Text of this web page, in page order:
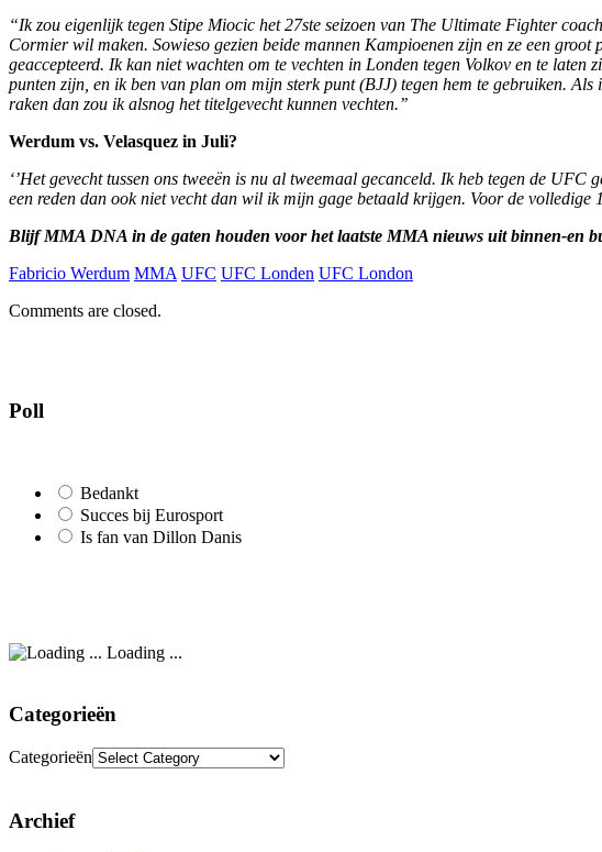
“Ik zou eigenlijk tegen Stipe Miocic het 27ste seizoen van The Ultimate Fighter
Cormier wil maken. Sowieso gezien beide mannen Kampioenen zijn en ze een
geaccepteerd. Ik kan niet wachten om te vechten in Londen tegen Volkov en te
punten zijn, en ik ben van plan om mijn sterk punt (BJJ) tegen hem te gebruiken.
raken dan zou ik alsnog het titelgevecht kunnen vechten.’’
Werdum vs. Velasquez in Juli?
‘’Het gevecht tussen ons tweeën is nu al tweemaal gecanceld. Ik heb tegen de
een reden dan ook niet vecht dan wil ik mijn gage betaald krijgen. Voor de volledige
Blijf MMA DNA in de gaten houden voor het laatste MMA nieuws uit binnen-en
Fabricio Werdum MMA UFC UFC Londen UFC London
Comments are closed.
Poll
Bedankt
Succes bij Eurosport
Is fan van Dillon Danis
Loading ...
Categorieën
Categorieën
Archief